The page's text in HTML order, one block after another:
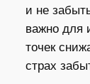
и не
важно для
точек
страх